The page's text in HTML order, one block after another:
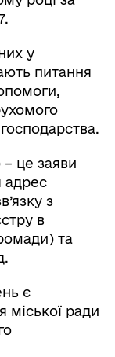
у
питання
– це заяви
адрес
з
в
та
є
міської ради